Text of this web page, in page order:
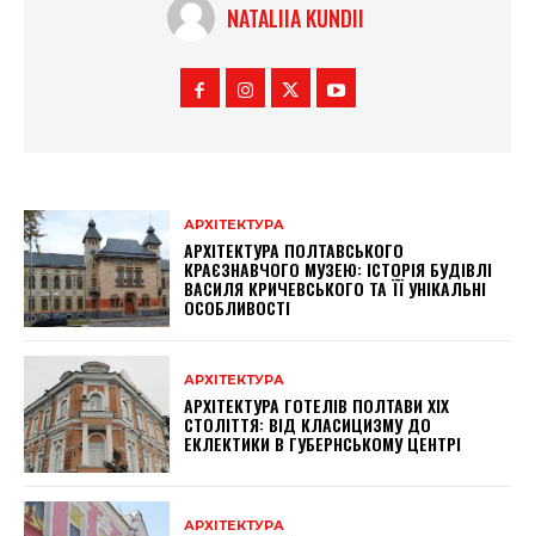
NATALIIA KUNDII
АРХІТЕКТУРА
АРХІТЕКТУРА ПОЛТАВСЬКОГО
КРАЄЗНАВЧОГО МУЗЕЮ: ІСТОРІЯ БУДІВЛІ
ВАСИЛЯ КРИЧЕВСЬКОГО ТА ЇЇ УНІКАЛЬНІ
ОСОБЛИВОСТІ
АРХІТЕКТУРА
АРХІТЕКТУРА ГОТЕЛІВ ПОЛТАВИ XIX
СТОЛІТТЯ: ВІД КЛАСИЦИЗМУ ДО
ЕКЛЕКТИКИ В ГУБЕРНСЬКОМУ ЦЕНТРІ
АРХІТЕКТУРА